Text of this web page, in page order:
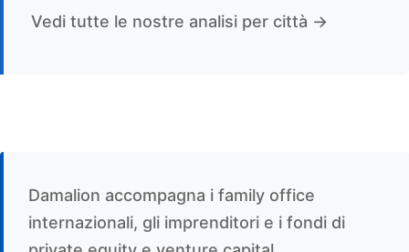
Vedi tutte le nostre analisi per città →
Damalion accompagna i family office
internazionali, gli imprenditori e i fondi di